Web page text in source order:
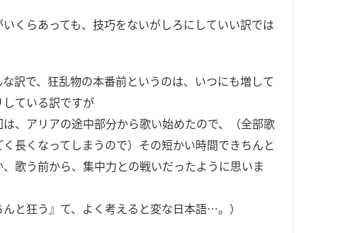
くらあっても、技巧をないがしろにしていい訳では
訳で、狂乱物の本番前というのは、いつにも増して
ている訳ですが
、アリアの途中部分から歌い始めたので、（全部歌
長くなってしまうので）その短かい時間できちんと
歌う前から、集中力との戦いだったように思いま
と狂う』て、よく考えると変な日本語…。）